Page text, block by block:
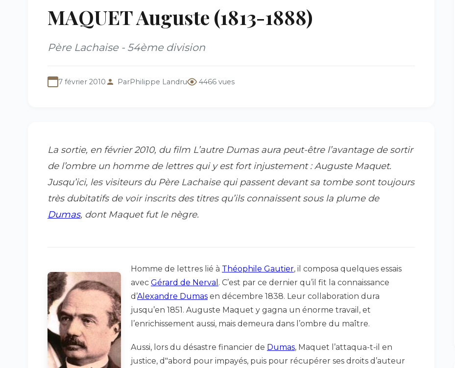
MAQUET Auguste (1813-1888)
Père Lachaise - 54ème division
7 février 2010 ParPhilippe Landru 4466 vues
La sortie, en février 2010, du film L’autre Dumasaura peut-être l’avantage de sortir
de l’ombre un homme de lettres qui y est fort injustement : Auguste Maquet.
Jusqu’ici, les visiteurs du Père Lachaise qui passent devant sa tombe sont toujours
très dubitatifs de voir inscrits des titres qu’ils connaissent sous la plume de
Dumas, dont Maquet fut le nègre.
Homme de lettres lié à Théophile Gautier, il composa quelques essais
avec Gérard de Nerval . C’est par ce dernier qu’il fit la connaissance
d’Alexandre Dumas en décembre 1838. Leur collaboration dura
jusqu’en 1851. Auguste Maquet y gagna un énorme travail, et
l’enrichissement aussi, mais demeura dans l’ombre du maître.
Aussi, lors du désastre financier de Dumas, Maquet l’attaqua-t-il en
justice, d"abord pour impayés, puis pour récupérer ses droits d’auteur